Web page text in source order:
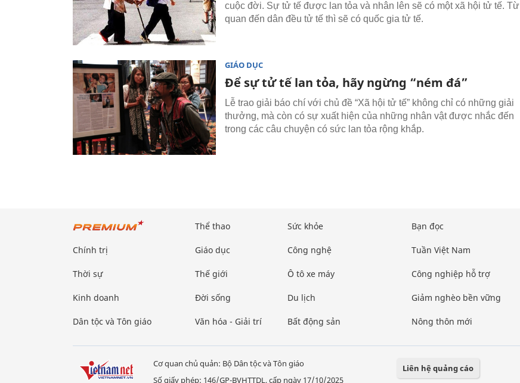
cuộc đời. Sự tử tế được lan tỏa và nhân lên sẽ có một xã hội tử tế. Từ
quan đến dân đều tử tế thì sẽ có quốc gia tử tế.
GIÁO DỤC
Để sự tử tế lan tỏa, hãy ngừng “ném đá”
Lễ trao giải báo chí với chủ đề “Xã hội tử tế” không chỉ có những giải
thưởng, mà còn có sự xuất hiện của những nhân vật được nhắc đến
trong các câu chuyện có sức lan tỏa rộng khắp.
Chính trị
Thời sự
Kinh doanh
Dân tộc và Tôn giáo
Thể thao
Giáo dục
Thế giới
Đời sống
Văn hóa - Giải trí
Sức khỏe
Công nghệ
Ô tô xe máy
Du lịch
Bất động sản
Bạn đọc
Tuần Việt Nam
Công nghiệp hỗ trợ
Giảm nghèo bền vững
Nông thôn mới
Cơ quan chủ quản: Bộ Dân tộc và Tôn giáo
Số giấy phép: 146/GP-BVHTTDL, cấp ngày 17/10/2025
Liên hệ quảng cáo